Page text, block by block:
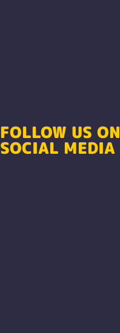
FOLLOW US ON
SOCIAL MEDIA